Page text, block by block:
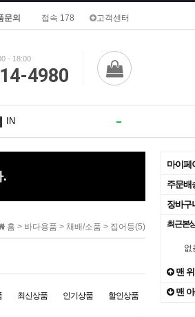
문의 접속 178 고객센터
- 18:00
4980
IN
1
De
for
3
마이페
주문배
장바구
최근본
없
맨
맨
.
홈 > 바다용품 > 채배/소품 > 집어등(5)
최신상품 인기상품 할인상품